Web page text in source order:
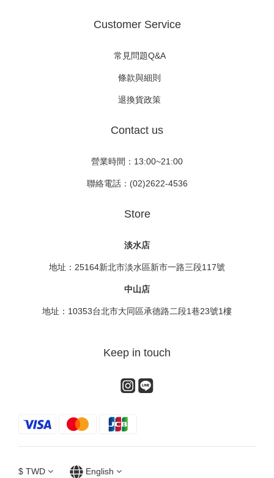
Customer Service
常見問題Q&A
條款與細則
退換貨政策
Contact us
營業時間：13:00~21:00
聯絡電話：(02)2622-4536
Store
淡水店
地址：25164新北市淡水區新市一路三段117號
中山店
地址：10353台北市大同區承德路二段1巷23號1樓
Keep in touch
$ TWD English